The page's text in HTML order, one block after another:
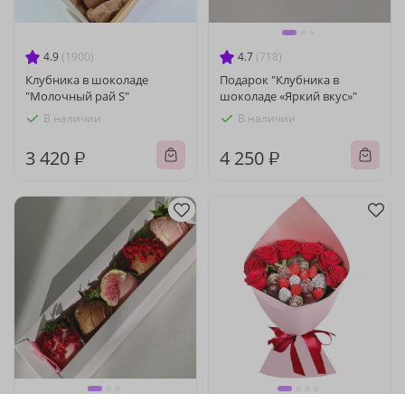
4.9 (1900)
Клубника в шоколаде
"Молочный рай S"
В наличии
3 420 ₽
4.7 (718)
Подарок "Клубника в
шоколаде «Яркий вкус»"
В наличии
4 250 ₽